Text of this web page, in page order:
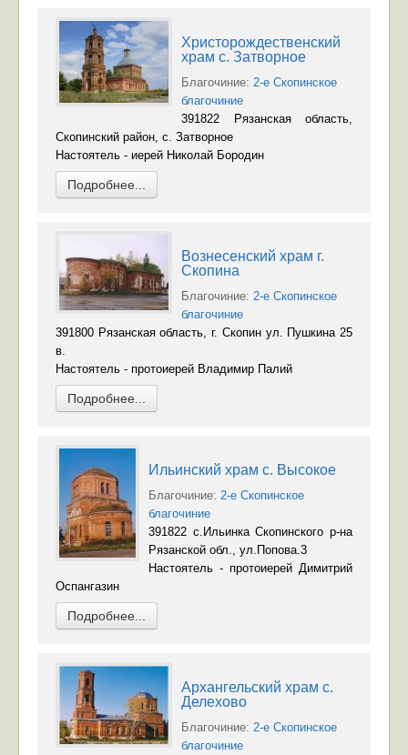
Христорождественский
храм с. Затворное
Благочиние: 2-е Скопинское
благочиние
391822 Рязанская область,
Скопинский район, с. Затворное
Настоятель - иерей Николай Бородин
Подробнее...
Вознесенский храм г.
Скопина
Благочиние: 2-е Скопинское
благочиние
391800 Рязанская область, г. Скопин ул. Пушкина 25
в.
Настоятель - протоиерей Владимир Палий
Подробнее...
Ильинский храм с. Высокое
Благочиние: 2-е Скопинское
благочиние
391822 с.Ильинка Скопинского р-на
Рязанской обл., ул.Попова.3
Настоятель - протоиерей Димитрий
Оспангазин
Подробнее...
Архангельский храм с.
Делехово
Благочиние: 2-е Скопинское
благочиние